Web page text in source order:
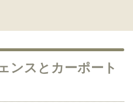
ンスとカーポート